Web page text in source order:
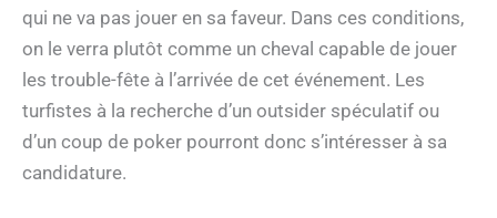
qui ne va pas jouer en sa faveur. Dans ces conditions,
on le verra plutôt comme un cheval capable de jouer
les trouble-fête à l’arrivée de cet événement. Les
turfistes à la recherche d’un outsider spéculatif ou
d’un coup de poker pourront donc s’intéresser à sa
candidature.